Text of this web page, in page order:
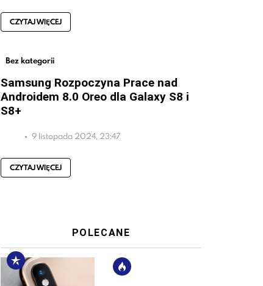
CZYTAJ WIĘCEJ
Bez kategorii
Samsung Rozpoczyna Prace nad
Androidem 8.0 Oreo dla Galaxy S8 i
S8+
9 listopada 2024, 23:47
CZYTAJ WIĘCEJ
POLECANE